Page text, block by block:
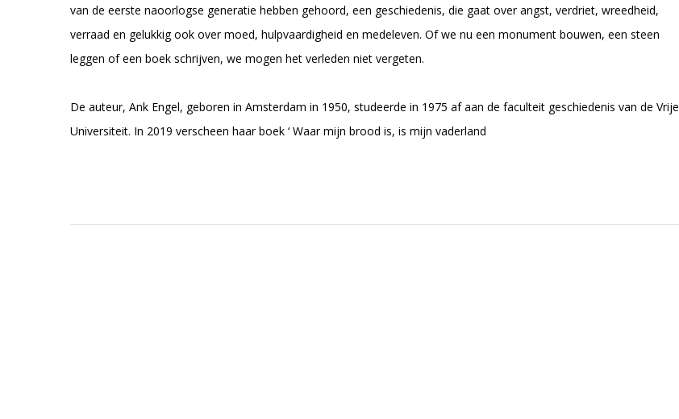
van de eerste naoorlogse generatie hebben gehoord, een geschiedenis, die gaat over angst, verdriet, wreedheid,
verraad en gelukkig ook over moed, hulpvaardigheid en medeleven. Of we nu een monument bouwen, een steen
leggen of een boek schrijven, we mogen het verleden niet vergeten.
De auteur, Ank Engel, geboren in Amsterdam in 1950, studeerde in 1975 af aan de faculteit geschiedenis van de Vrije
Universiteit. In 2019 verscheen haar boek ‘ Waar mijn brood is, is mijn vaderland